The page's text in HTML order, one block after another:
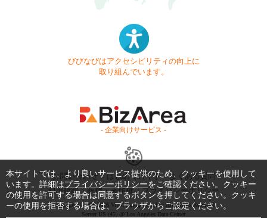
びびなびはアクセシビリティの向上に
取り組んでいます。
- 企業向けサービス -
お問い合わせ はじめてガイド
よくある質問
利用規約
商標・著作権 プライバシーポリシー
Copyright © 1999-2026 Vivid Navigation, Inc. All Rights Reserved.
Server US (45) @ Los Angeles Data Center
本サイトでは、より良いサービス提供のため、クッキーを使用して
います。詳細はプライバシーポリシーをご確認ください。クッキー
の使用を許可する場合は同意するボタンを押してください。クッキ
ーの使用を拒否する場合は、ブラウザからご設定ください。